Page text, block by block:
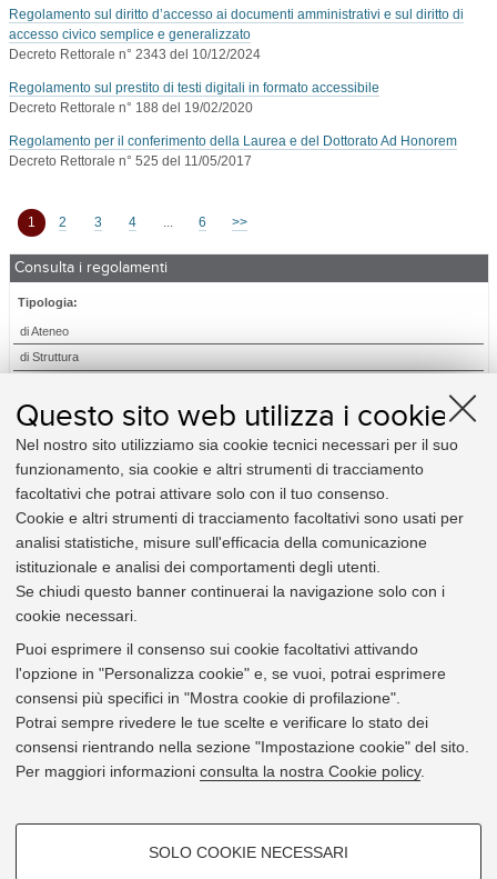
Questo sito web utilizza i cookie
Nel nostro sito utilizziamo sia cookie tecnici necessari per il suo
funzionamento, sia cookie e altri strumenti di tracciamento
facoltativi che potrai attivare solo con il tuo consenso.
Cookie e altri strumenti di tracciamento facoltativi sono usati per
analisi statistiche, misure sull'efficacia della comunicazione
istituzionale e analisi dei comportamenti degli utenti.
Se chiudi questo banner continuerai la navigazione solo con i
cookie necessari.
Puoi esprimere il consenso sui cookie facoltativi attivando
l'opzione in "Personalizza cookie" e, se vuoi, potrai esprimere
consensi più specifici in "Mostra cookie di profilazione".
Potrai sempre rivedere le tue scelte e verificare lo stato dei
consensi rientrando nella sezione "Impostazione cookie" del sito.
Per maggiori informazioni consulta la nostra Cookie policy.
COOKIE DI PROFILAZIONE -
SOLO COOKIE NECESSARI
Regolamento sul diritto d’accesso ai documenti amministrativi e sul diritto di
accesso civico semplice e generalizzato
Decreto Rettorale n° 2343 del 10/12/2024
Regolamento sul prestito di testi digitali in formato accessibile
Decreto Rettorale n° 188 del 19/02/2020
Regolamento per il conferimento della Laurea e del Dottorato Ad Honorem
Decreto Rettorale n° 525 del 11/05/2017
1 2 3 4 ... 6 >>
Consulta i regolamenti
Tipologia:
di Ateneo
di Struttura
Amministrazione
Didattica e diritto allo studio
Procedimento amministrativo e privacy
Ricerca
Studente
Docente
Personale Tecnico-amministrativo
Impresa e altri soggetti terzi
hanno carattere di ufficialità, in quanto il testo normativo ufficiale è unicamente